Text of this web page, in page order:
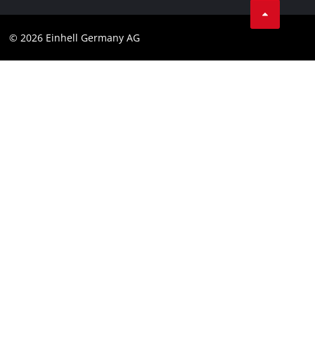
Impressum
© 2026 Einhell Germany AG